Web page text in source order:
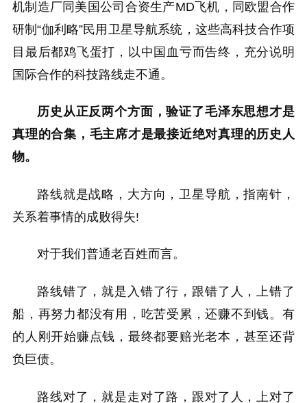
机制造厂同美国公司合资生产MD飞机，同欧盟合作
研制“伽利略”民用卫星导航系统，这些高科技合作项
目最后都鸡飞蛋打，以中国血亏而告终，充分说明
国际合作的科技路线走不通。
历史从正反两个方面，验证了毛泽东思想才是
真理的合集，毛主席才是最接近绝对真理的历史人
物。
路线就是战略，大方向，卫星导航，指南针，
关系着事情的成败得失!
对于我们普通老百姓而言。
路线错了，就是入错了行，跟错了人，上错了
船，再努力都没有用，吃苦受累，还赚不到钱。有
的人刚开始赚点钱，最终都要赔光老本，甚至还背
负巨债。
路线对了，就是走对了路，跟对了人，上对了